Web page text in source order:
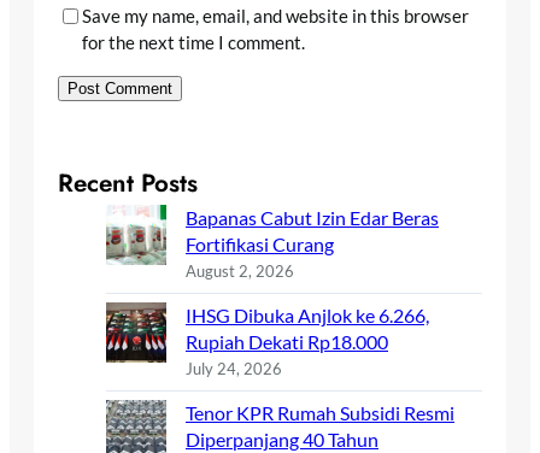
Save my name, email, and website in this browser
for the next time I comment.
Recent Posts
Bapanas Cabut Izin Edar Beras
Fortifikasi Curang
August 2, 2026
IHSG Dibuka Anjlok ke 6.266,
Rupiah Dekati Rp18.000
July 24, 2026
Tenor KPR Rumah Subsidi Resmi
Diperpanjang 40 Tahun